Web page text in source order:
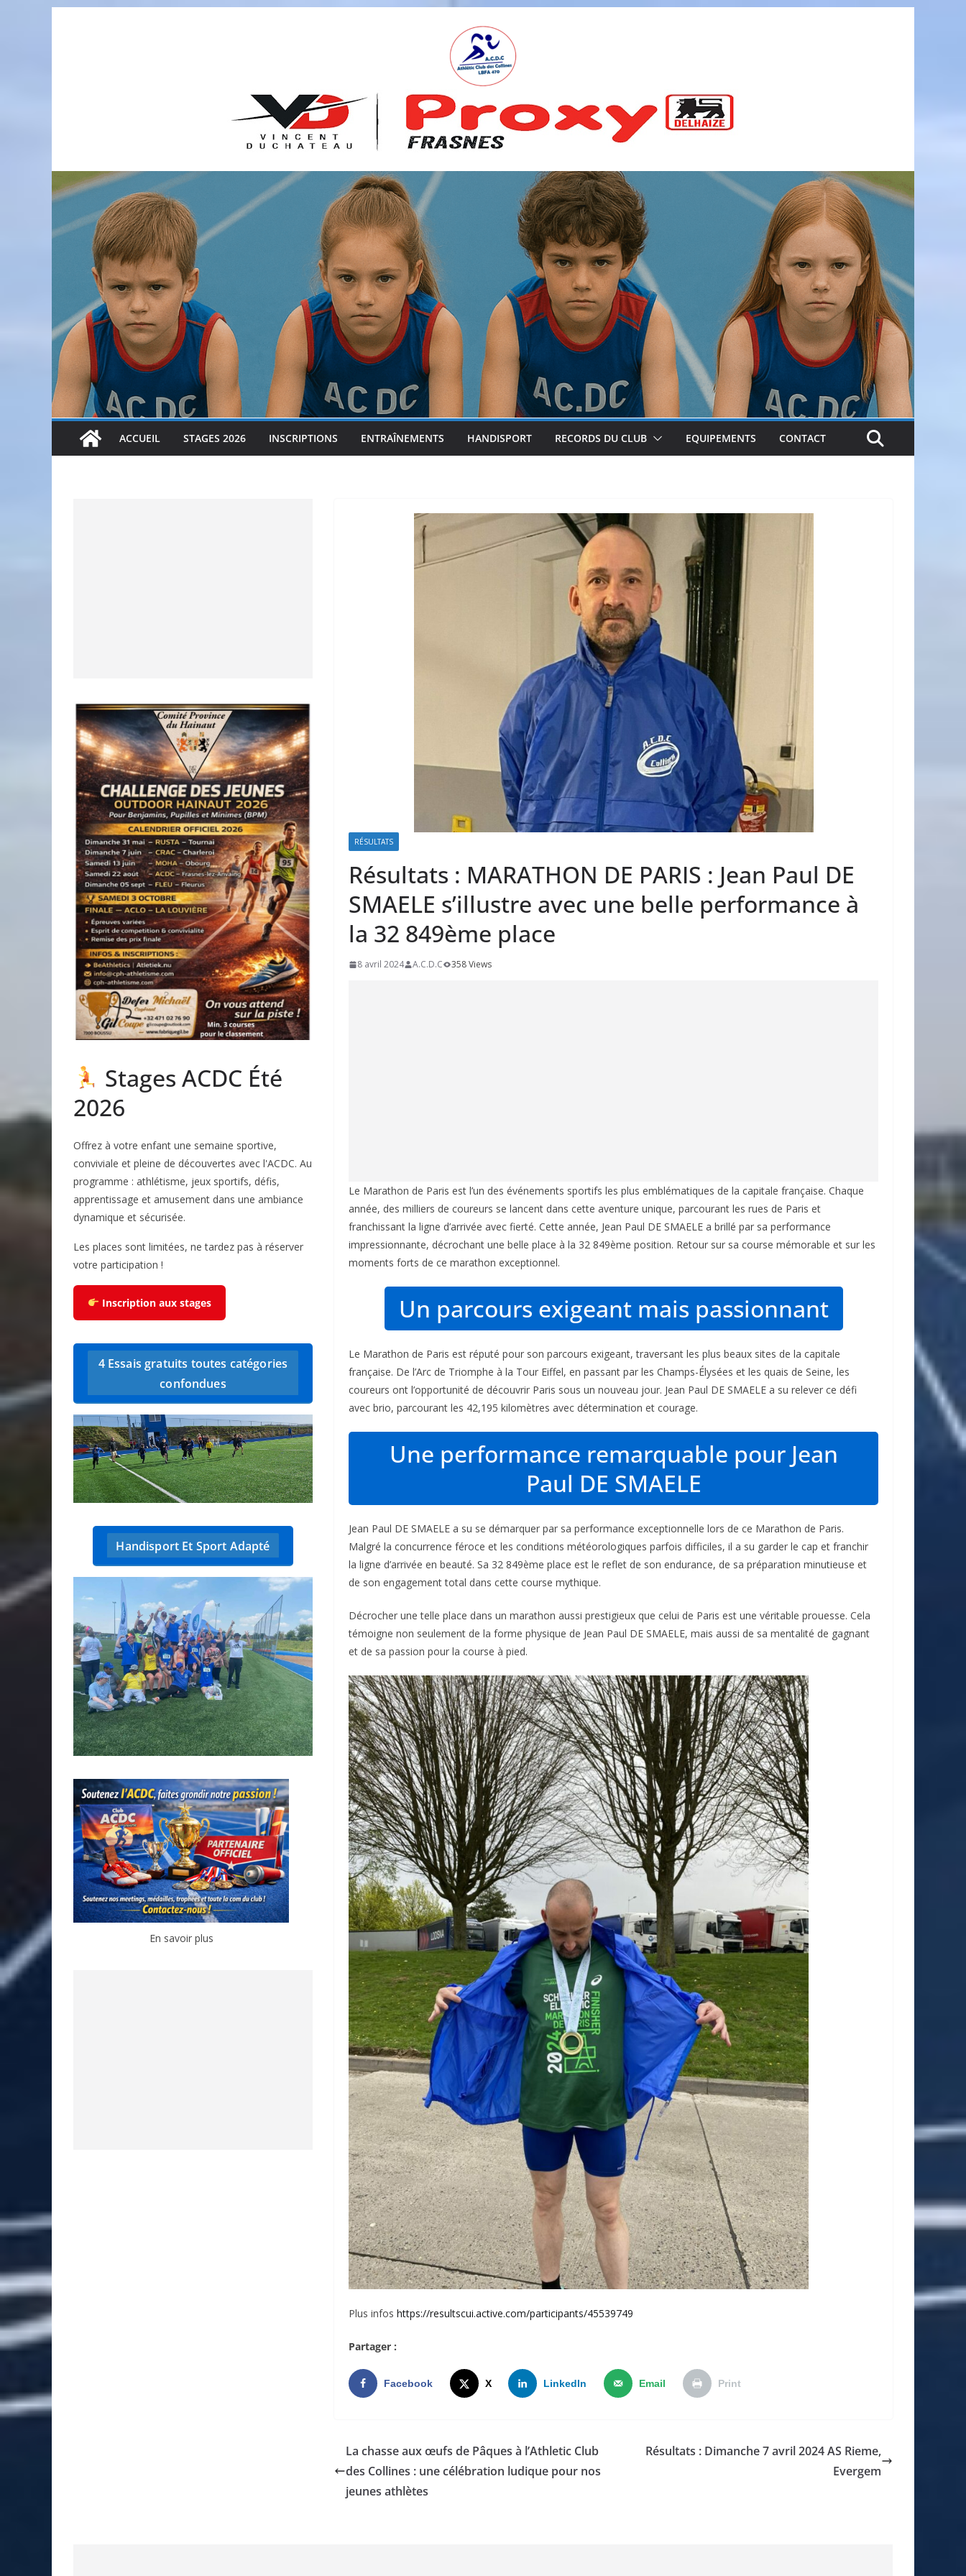
A
B
,
L
ACCUEIL STAGES 2026 INSCRIPTIONS ENTRAÎNEMENTS HANDISPORT RECORDS DU CLUB EQUIPEMENTS CONTACT
RÉSULTATS
Résultats : MARATHON DE PARIS : Jean Paul DE
SMAELE s’illustre avec une belle performance à
la 32 849ème place
8 avril 2024 A.C.D.C 358 Views
Le Marathon de Paris est l’un des événements sportifs les plus emblématiques de la capitale française. Chaque
année, des milliers de coureurs se lancent dans cette aventure unique, parcourant les rues de Paris et
franchissant la ligne d’arrivée avec fierté. Cette année, Jean Paul DE SMAELE a brillé par sa performance
impressionnante, décrochant une belle place à la 32 849ème position. Retour sur sa course mémorable et sur les
moments forts de ce marathon exceptionnel.
Un parcours exigeant mais passionnant
Le Marathon de Paris est réputé pour son parcours exigeant, traversant les plus beaux sites de la capitale
française. De l’Arc de Triomphe à la Tour Eiffel, en passant par les Champs-Élysées et les quais de Seine, les
coureurs ont l’opportunité de découvrir Paris sous un nouveau jour. Jean Paul DE SMAELE a su relever ce défi
avec brio, parcourant les 42,195 kilomètres avec détermination et courage.
Une performance remarquable pour Jean
Paul DE SMAELE
Jean Paul DE SMAELE a su se démarquer par sa performance exceptionnelle lors de ce Marathon de Paris.
Malgré la concurrence féroce et les conditions météorologiques parfois difficiles, il a su garder le cap et franchir
la ligne d’arrivée en beauté. Sa 32 849ème place est le reflet de son endurance, de sa préparation minutieuse et
de son engagement total dans cette course mythique.
Décrocher une telle place dans un marathon aussi prestigieux que celui de Paris est une véritable prouesse. Cela
témoigne non seulement de la forme physique de Jean Paul DE SMAELE, mais aussi de sa mentalité de gagnant
et de sa passion pour la course à pied.
Plus infos https://resultscui.active.com/participants/45539749
Partager :
Facebook X LinkedIn Email Print
La chasse aux œufs de Pâques à l’Athletic Club
des Collines : une célébration ludique pour nos
jeunes athlètes
Résultats : Dimanche 7 avril 2024 AS Rieme,
Evergem
Stages ACDC Été
2026
Offrez à votre enfant une semaine sportive,
conviviale et pleine de découvertes avec l'ACDC. Au
programme : athlétisme, jeux sportifs, défis,
apprentissage et amusement dans une ambiance
dynamique et sécurisée.
Les places sont limitées, ne tardez pas à réserver
votre participation !
Inscription aux stages
4 Essais gratuits toutes catégories
confondues
Handisport Et Sport Adapté
En savoir plus